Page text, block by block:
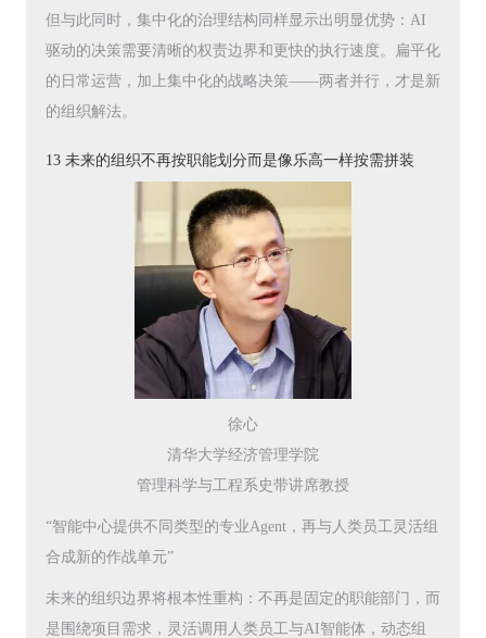
但与此同时，集中化的治理结构同样显示出明显优势：AI
驱动的决策需要清晰的权责边界和更快的执行速度。扁平化
的日常运营，加上集中化的战略决策——两者并行，才是新
的组织解法。
13 未来的组织不再按职能划分而是像乐高一样按需拼装
徐心
清华大学经济管理学院
管理科学与工程系史带讲席教授
“智能中心提供不同类型的专业Agent，再与人类员工灵活组
合成新的作战单元”
未来的组织边界将根本性重构：不再是固定的职能部门，而
是围绕项目需求，灵活调用人类员工与AI智能体，动态组